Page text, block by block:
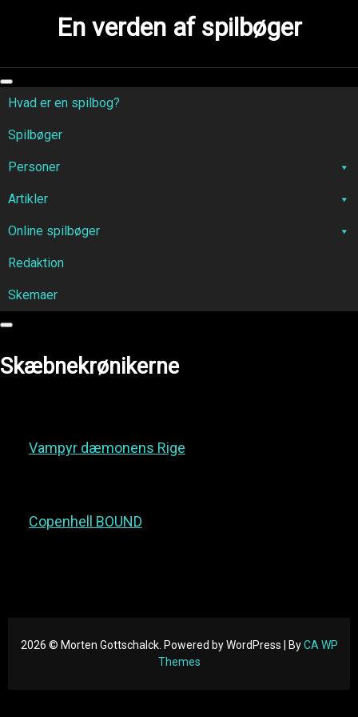
En verden af spilbøger
Hvad er en spilbog?
Spilbøger
Personer
Artikler
Online spilbøger
Redaktion
Skemaer
Skæbnekrønikerne
Vampyr dæmonens Rige
Copenhell BOUND
2026 © Morten Gottschalck. Powered by WordPress | ByCA WP
Themes